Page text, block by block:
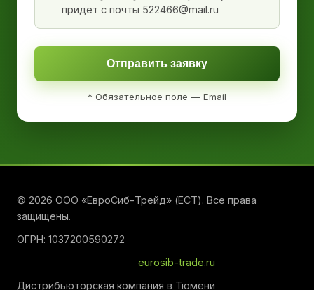
придёт с почты 522466@mail.ru
Отправить заявку
* Обязательное поле — Email
© 2026 ООО «ЕвроСиб-Трейд» (ЕСТ). Все права
защищены.
ОГРН: 1037200590272
eurosib-trade.ru
Дистрибьюторская компания в Тюмени